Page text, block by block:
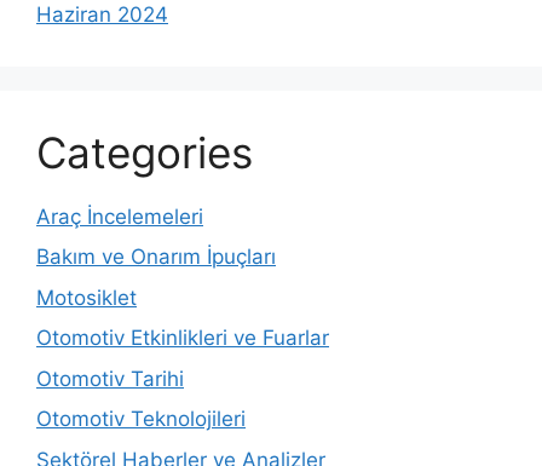
Haziran 2024
Categories
Araç İncelemeleri
Bakım ve Onarım İpuçları
Motosiklet
Otomotiv Etkinlikleri ve Fuarlar
Otomotiv Tarihi
Otomotiv Teknolojileri
Sektörel Haberler ve Analizler